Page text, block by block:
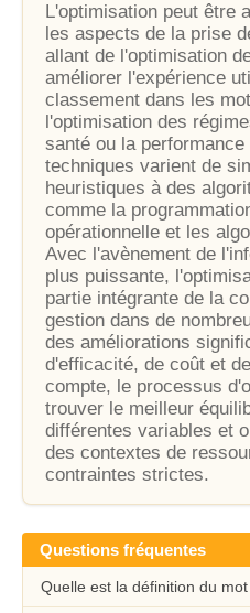
L'optimisation peut être
les aspects de la prise
allant de l'optimisation
améliorer l'expérience
classement dans les
l'optimisation des
santé ou la
techniques varient de
heuristiques à des
comme la
opérationnelle et les
Avec l'avènement de
plus puissante,
partie intégrante de la
gestion dans de
des améliorations
d'efficacité, de coût et
compte, le processus
trouver le meilleur
différentes variables et
des contextes de
contraintes strictes.
Questions fréquentes
Quelle est la définition du